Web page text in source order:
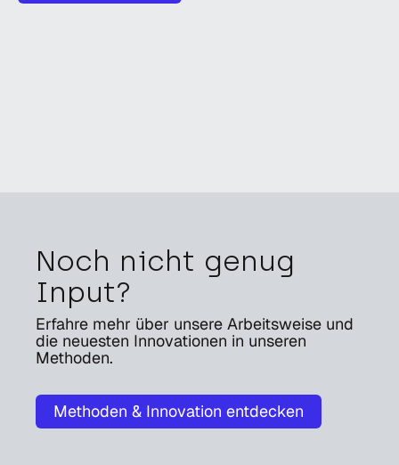
Noch nicht genug
Input?
Erfahre mehr über unsere Arbeitsweise und
die neuesten Innovationen in unseren
Methoden.
Methoden & Innovation entdecken